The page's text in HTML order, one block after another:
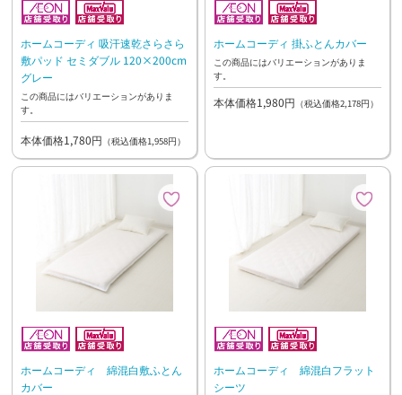
ホームコーディ 吸汗速乾さらさら
敷パッド セミダブル 120×200cm
グレー
この商品にはバリエーションがありま
す。
本体価格1,780円 （税込価格1,958円）
ホームコーディ 掛ふとんカバー
この商品にはバリエーションがありま
す。
本体価格1,980円 （税込価格2,178円）
ホームコーディ 綿混白敷ふとん
カバー
ホームコーディ 綿混白フラット
シーツ